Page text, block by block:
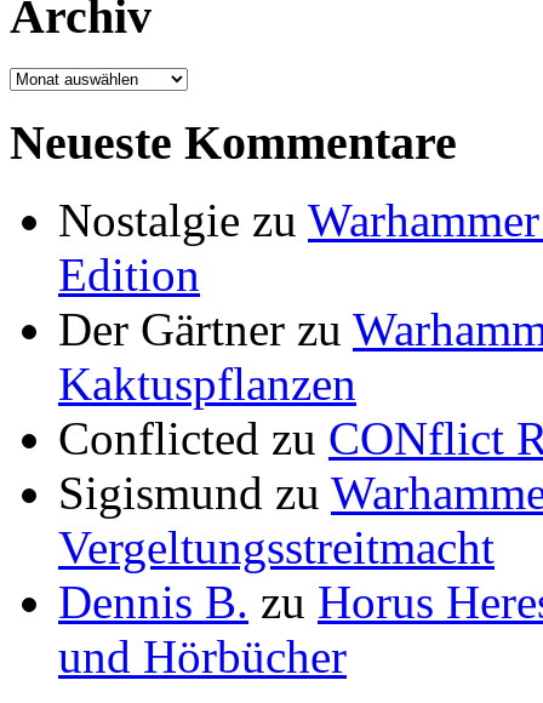
Archiv
Archiv
Neueste Kommentare
Nostalgie zu
Edition
Der Gärtner zu
Kaktuspflanzen
Conflicted zu CONflict
Sigismund zu
Vergeltungsstreitmacht
Dennis B. zu Horus
und Hörbücher